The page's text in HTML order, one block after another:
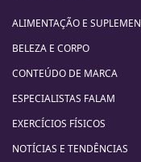
ALIMENTAÇÃO E
BELEZA E CORPO
CONTEÚDO DE MARCA
ESPECIALISTAS FALAM
EXERCÍCIOS FÍSICOS
NOTÍCIAS E TENDÊNCIAS